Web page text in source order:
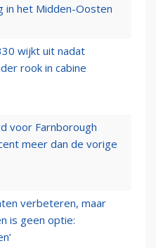
in het Midden-Oosten
wijkt uit nadat
rook in cabine
voor Farnborough
meer dan de vorige
verbeteren, maar
is geen optie: